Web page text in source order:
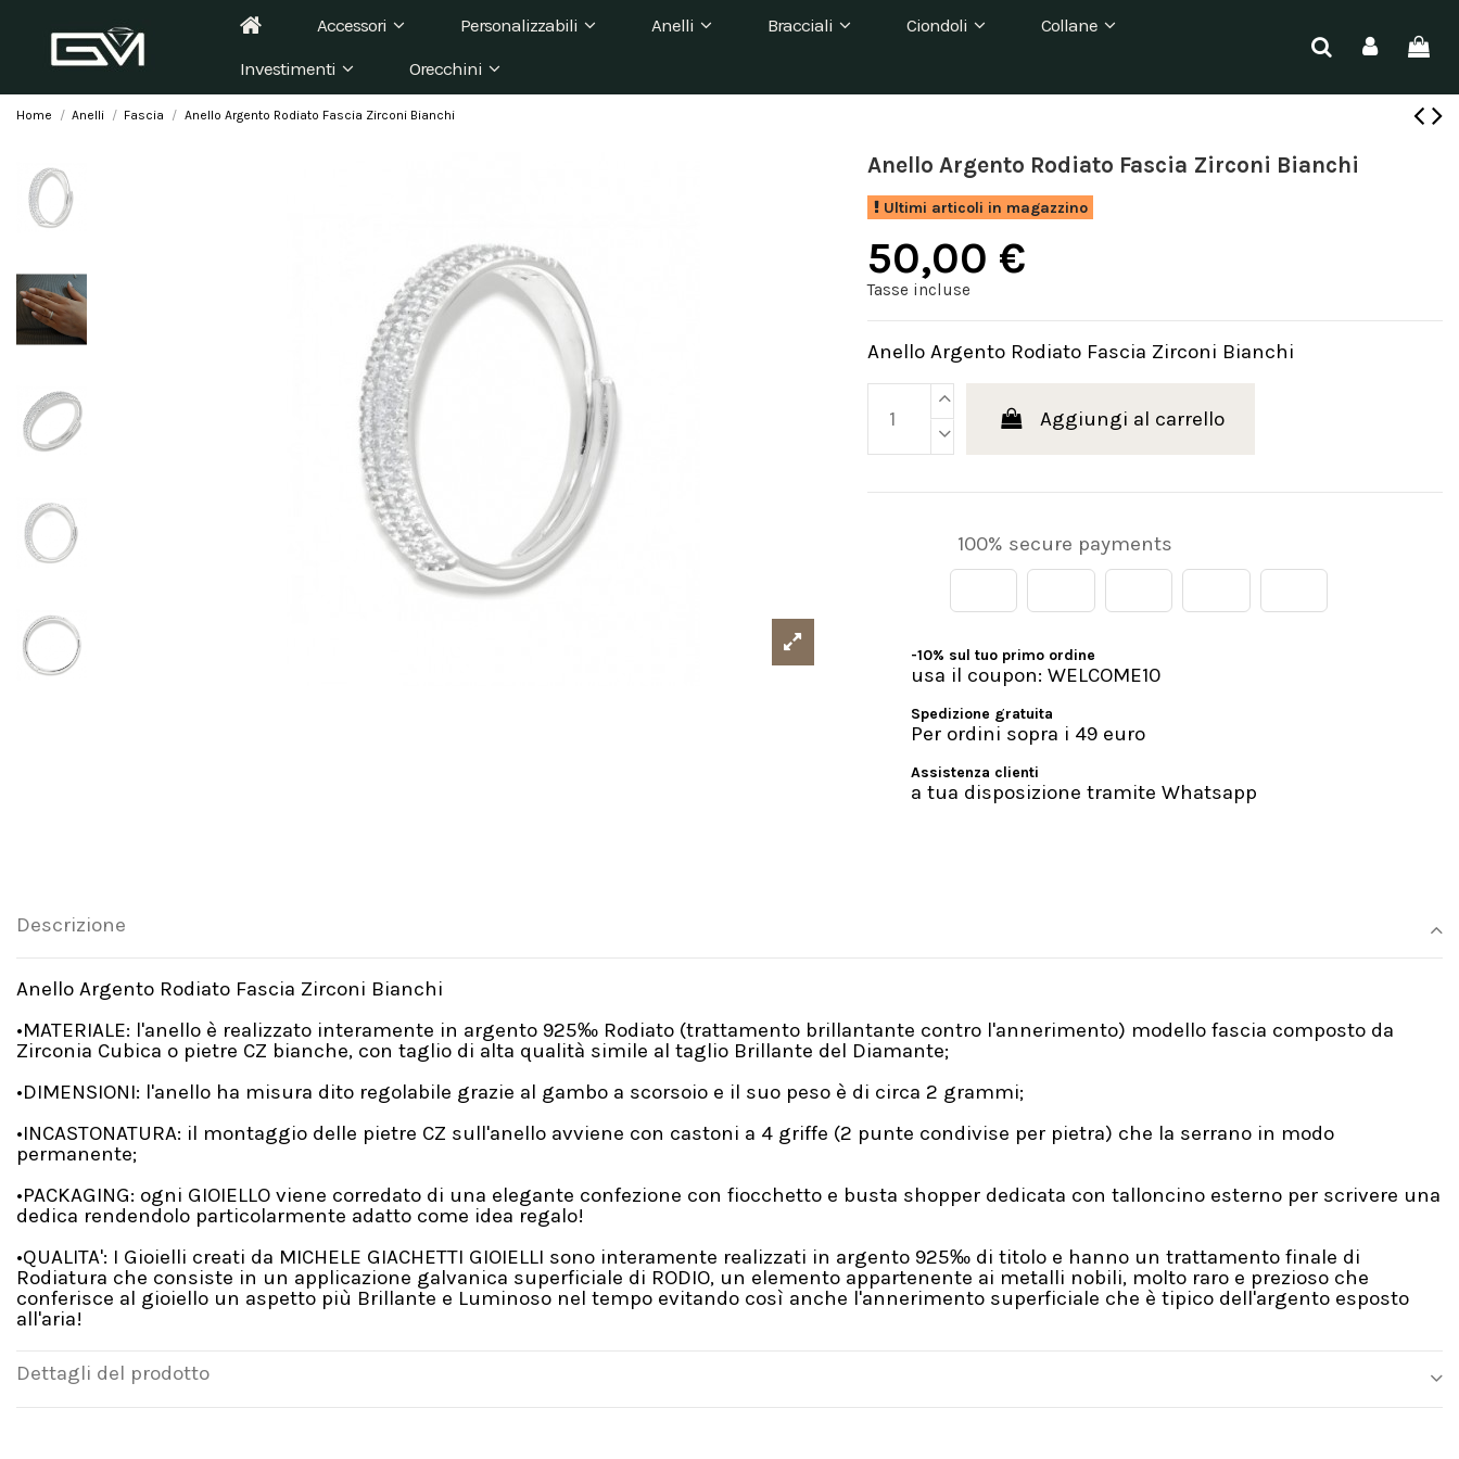
Accessori Personalizzabili Anelli Bracciali Ciondoli
Collane
Investimenti
Orecchini
Home Anelli Fascia Anello Argento Rodiato Fascia Zirconi Bianchi
Anello Argento Rodiato Fascia Zirconi Bianchi
Ultimi articoli in magazzino
50,00 €
Tasse incluse
Anello Argento Rodiato Fascia Zirconi Bianchi
Aggiungi al carrello
100% secure payments
-10% sul tuo primo ordine
usa il coupon: WELCOME10
Spedizione gratuita
Per ordini sopra i 49 euro
Assistenza clienti
a tua disposizione tramite Whatsapp
Descrizione
Anello Argento Rodiato Fascia Zirconi Bianchi
•MATERIALE: l'anello è realizzato interamente in argento 925‰ Rodiato (trattamento brillantante contro l'annerimento) modello fascia composto da
Zirconia Cubica o pietre CZ bianche, con taglio di alta qualità simile al taglio Brillante del Diamante;
•DIMENSIONI: l'anello ha misura dito regolabile grazie al gambo a scorsoio e il suo peso è di circa 2 grammi;
•INCASTONATURA: il montaggio delle pietre CZ sull'anello avviene con castoni a 4 griffe (2 punte condivise per pietra) che la serrano in modo
permanente;
•PACKAGING: ogni GIOIELLO viene corredato di una elegante confezione con fiocchetto e busta shopper dedicata con talloncino esterno per scrivere una
dedica rendendolo particolarmente adatto come idea regalo!
•QUALITA': I Gioielli creati da MICHELE GIACHETTI GIOIELLI sono interamente realizzati in argento 925‰ di titolo e hanno un trattamento finale di
Rodiatura che consiste in un applicazione galvanica superficiale di RODIO, un elemento appartenente ai metalli nobili, molto raro e prezioso che
conferisce al gioiello un aspetto più Brillante e Luminoso nel tempo evitando così anche l'annerimento superficiale che è tipico dell'argento esposto
all'aria!
Dettagli del prodotto